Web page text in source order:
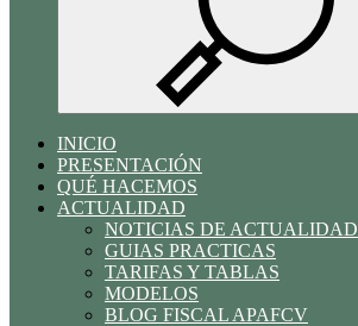
INICIO
PRESENTACIÓN
QUÉ HACEMOS
ACTUALIDAD
NOTICIAS DE ACTUALIDAD
GUIAS PRACTICAS
TARIFAS Y TABLAS
MODELOS
BLOG FISCAL APAFCV